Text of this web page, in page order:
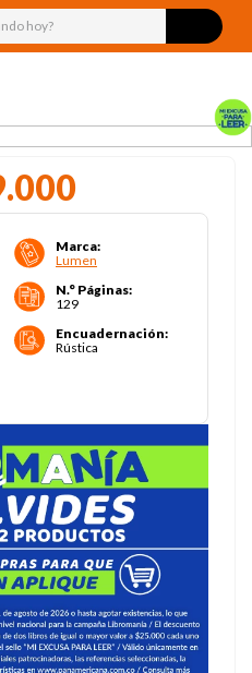
hoy?
.000
Marca:
Lumen
N.° Páginas:
129
Encuadernación:
Rústica